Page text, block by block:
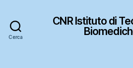
Cerca
CNR Istituto di